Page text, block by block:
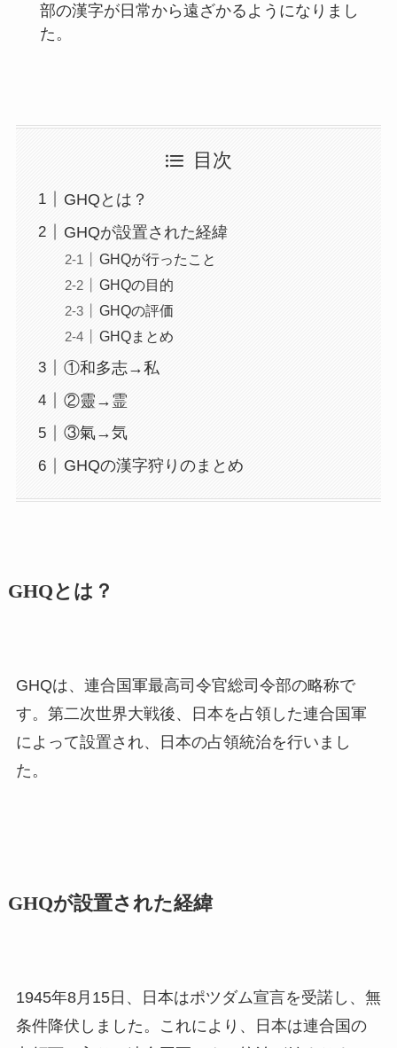
部の漢字が日常から遠ざかるようになりまし
た。
目次
GHQとは？
GHQが設置された経緯
GHQが行ったこと
GHQの目的
GHQの評価
GHQまとめ
①和多志→私
②靈→霊
③氣→気
GHQの漢字狩りのまとめ
GHQとは？
GHQは、連合国軍最高司令官総司令部の略称で
す。第二次世界大戦後、日本を占領した連合国軍
によって設置され、日本の占領統治を行いまし
た。
GHQが設置された経緯
1945年8月15日、日本はポツダム宣言を受諾し、無
条件降伏しました。これにより、日本は連合国の